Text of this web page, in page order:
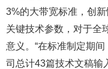
3%的大带宽标准，创
关键技术参数，对于全
意义。“在标准制定期
司总计43篇技术文稿输